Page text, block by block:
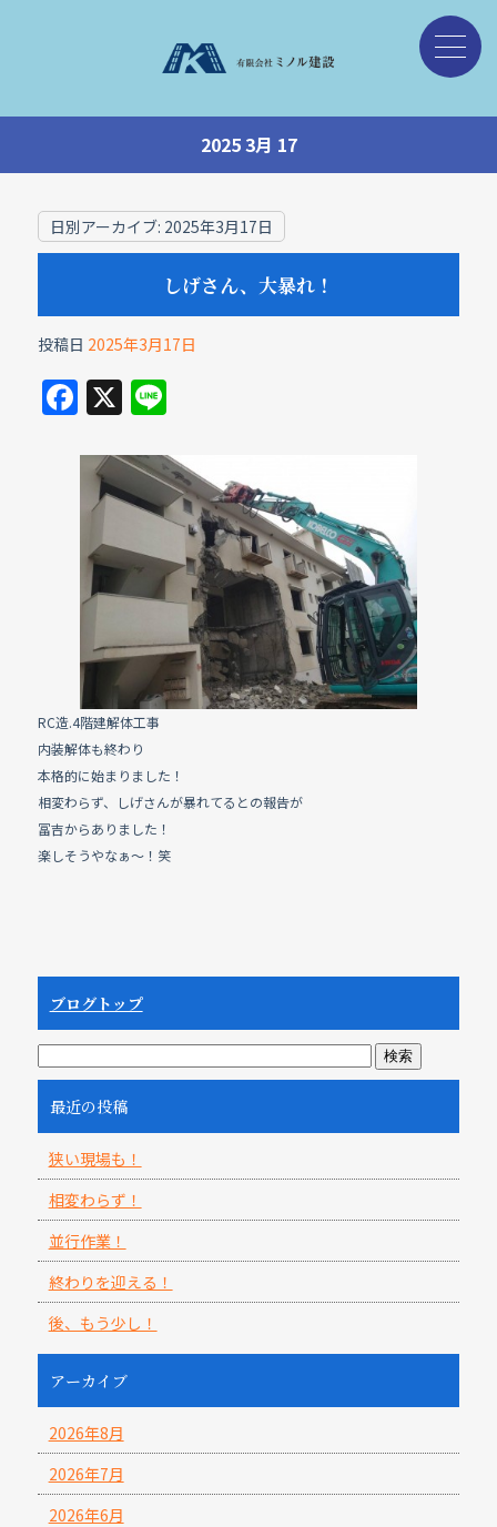
2025 3月 17
日別アーカイブ: 2025年3月17日
しげさん、大暴れ！
投稿日 2025年3月17日
F
c
e
b
o
o
k
X Li
e
RC造.4階建解体工事
内装解体も終わり
本格的に始まりました！
相変わらず、しげさんが暴れてるとの報告が
冨吉からありました！
楽しそうやなぁ〜！笑
ブログトップ
最近の投稿
狭い現場も！
相変わらず！
並行作業！
終わりを迎える！
後、もう少し！
アーカイブ
2026年8月
2026年7月
2026年6月